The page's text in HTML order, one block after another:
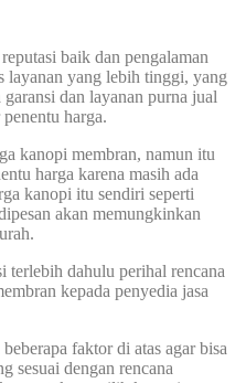
baik dan pengalaman
layanan yang lebih tinggi, yang
dan layanan purna jual
harga.
kanopi membran, namun itu
harga karena masih ada
kanopi itu sendiri seperti
akan memungkinkan
dahulu perihal rencana
kepada penyedia jasa
faktor di atas agar bisa
sesuai dengan rencana